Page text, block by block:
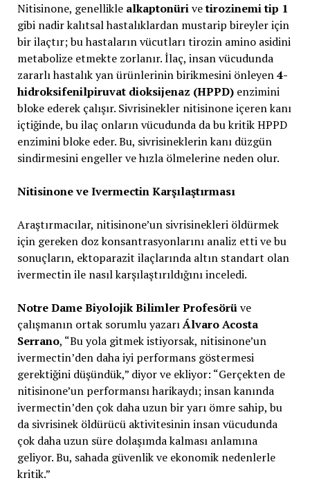
Nitisinone, genellikle alkaptonürivetirozinemi tip 1
gibi nadir kalıtsal hastalıklardan mustarip bireyler için
bir ilaçtır; bu hastaların vücutları tirozin amino asidini
metabolize etmekte zorlanır. İlaç, insan vücudunda
zararlı hastalık yan ürünlerinin birikmesini önleyen4-
hidroksifenilpiruvat dioksijenaz (HPPD)enzimini
bloke ederek çalışır. Sivrisinekler nitisinone içeren kanı
içtiğinde, bu ilaç onların vücudunda da bu kritik HPPD
enzimini bloke eder. Bu, sivrisineklerin kanı düzgün
sindirmesini engeller ve hızla ölmelerine neden olur.
Nitisinone ve Ivermectin Karşılaştırması
Araştırmacılar, nitisinone’un sivrisinekleri öldürmek
için gereken doz konsantrasyonlarını analiz etti ve bu
sonuçların, ektoparazit ilaçlarında altın standart olan
ivermectin ile nasıl karşılaştırıldığını inceledi.
Notre Dame Biyolojik Bilimler Profesörüve
çalışmanın ortak sorumlu yazarıÁlvaro Acosta
Serrano, “Bu yola gitmek istiyorsak, nitisinone’un
ivermectin’den daha iyi performans göstermesi
gerektiğini düşündük,” diyor ve ekliyor: “Gerçekten de
nitisinone’un performansı harikaydı; insan kanında
ivermectin’den çok daha uzun bir yarı ömre sahip, bu
da sivrisinek öldürücü aktivitesinin insan vücudunda
çok daha uzun süre dolaşımda kalması anlamına
geliyor. Bu, sahada güvenlik ve ekonomik nedenlerle
kritik.”